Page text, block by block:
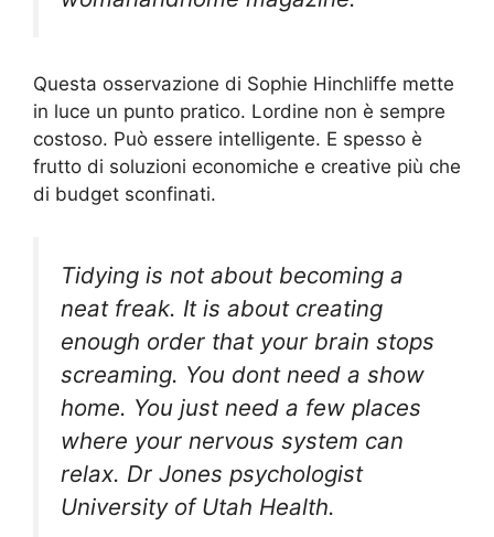
Questa osservazione di Sophie Hinchliffe mette
in luce un punto pratico. Lordine non è sempre
costoso. Può essere intelligente. E spesso è
frutto di soluzioni economiche e creative più che
di budget sconfinati.
Tidying is not about becoming a
neat freak. It is about creating
enough order that your brain stops
screaming. You dont need a show
home. You just need a few places
where your nervous system can
relax. Dr Jones psychologist
University of Utah Health.